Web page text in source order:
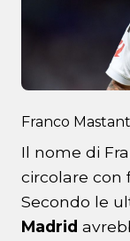
Franco
Il nome di
circolare con
Secondo le
Madrid